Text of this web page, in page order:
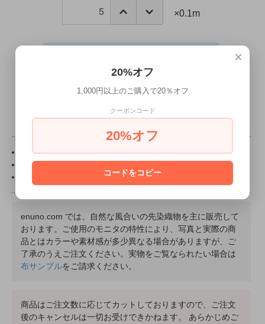
×0.1m
商品についてのお問い合わせ
0.5m以上 0.1m単位でカットいたします。
布に貼付の丸いシールは直径1.5cmです。
ピンクのお花マークのある商品は リクエスト
enuno.com では、自然な風合いの先染織物を主に販売して
おります。ご使用のモニタの特性により、写真と実際の商
品とはカラーや素材感が多少異なる場合がありますが、ご
了承のうえご注文ください。実物をご覧なられたい場合は
布サンプルをご請求ください。
商品はご注文数に応じてカットしておりますので、ご注文
後のキャンセルは一切お受けできかねます。 あらかじめご
×
20%オフ
1,000円以上のご購入で20％オフ
クーポンコード
20%オフ
コードをコピー